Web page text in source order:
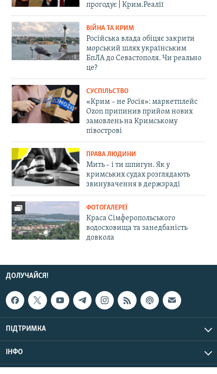
прогодує | Крим.Реалії
ВІЙНА ТА КРИМ
Російська влада обіцяє закрити
морський шлях українським
БпЛА до Севастополя. Чи реально
це?
СУСПІЛЬСТВО
«Крим – не Росія»: маркетплейс
Ozon припинив прийом нових
замовлень на Кримському
півострові
ПРАВА ЛЮДИНИ
Мить – і ти шпигун. Як у
кримських судах розглядають
звинувачення в держзраді
ФОТОГАЛЕРЕЇ
Краса Сімферопольського
водосховища та занедбаність
довкола
ДОЛУЧАЙСЯ!
ПІДТРИМКА
ІНФО